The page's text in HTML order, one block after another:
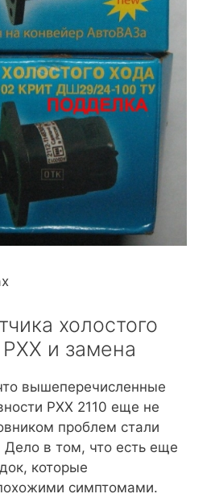
холостого
РХХ и замена
вышеперечисленные
РХХ 2110 еще не
проблем стали
Дело в том, что есть еще
которые
симптомами.